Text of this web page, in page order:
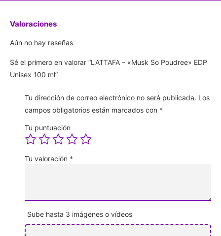
Valoraciones
Aún no hay reseñas
Sé el primero en valorar “LATTAFA – «Musk So Poudree» EDP
Unisex 100 ml”
Tu dirección de correo electrónico no será publicada. Los
campos obligatorios están marcados con *
Tu puntuación
Tu valoración *
Sube hasta 3 imágenes o vídeos